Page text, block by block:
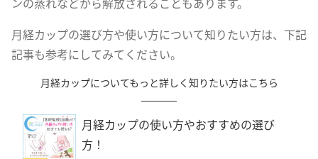
月経カップの選び方や使い方について知りたい方は、下記
記事も参考にしてみてください。
月経カップについてもっと詳しく知りたい方はこちら
月経カップの使い方やおすすめの選び
方！